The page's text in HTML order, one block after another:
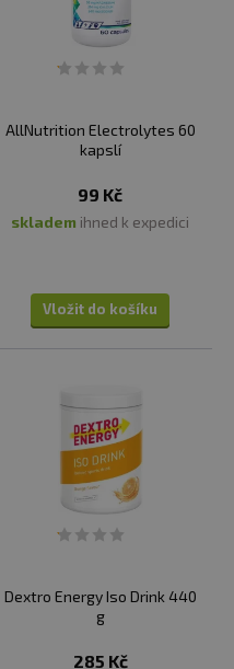
AllNutrition Electrolytes 60
kapslí
99 Kč
skladem ihned k expedici
Vložit do košíku
Dextro Energy Iso Drink 440
g
285 Kč